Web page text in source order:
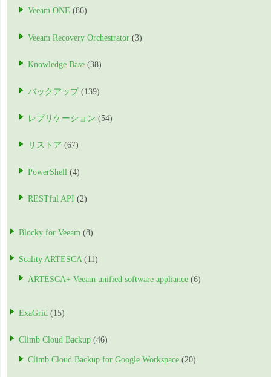
Veeam ONE (86)
Veeam Recovery Orchestrator (3)
Knowledge Base (38)
バックアップ(139)
レプリケーション (54)
リストア (67)
PowerShell (4)
RESTful API (2)
Blocky for Veeam (8)
Scality ARTESCA(11)
ARTESCA+ Veeam unified software appliance (6)
ExaGrid (15)
Climb Cloud Backup (46)
Climb Cloud Backup for Google Workspace (20)